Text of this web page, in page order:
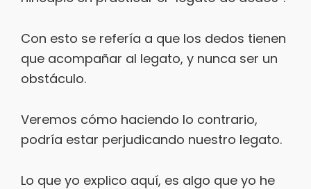
Con esto se refería a que los dedos tienen
que acompañar al legato, y nunca ser un
obstáculo.
Veremos cómo haciendo lo contrario,
podría estar perjudicando nuestro legato.
Lo que yo explico aquí, es algo que yo he